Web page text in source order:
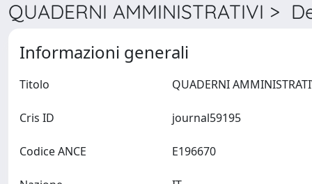
QUADERNI AMMINISTRATIVI >
Informazioni generali
Titolo
Cris ID
Codice ANCE